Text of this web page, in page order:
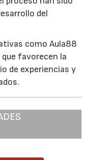
del
como Aula88
favorecen la
de experiencias y